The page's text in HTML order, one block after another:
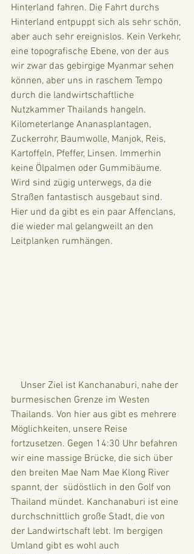
Hinterland fahren. Die Fahrt durchs
Hinterland entpuppt sich als sehr schön,
aber auch sehr ereignislos. Kein Verkehr,
eine topografische Ebene, von der aus
wir zwar das gebirgige Myanmar sehen
können, aber uns in raschem Tempo
durch die landwirtschaftliche
Nutzkammer Thailands hangeln.
Kilometerlange Ananasplantagen,
Zuckerrohr, Baumwolle, Manjok, Reis,
Kartoffeln, Pfeffer, Linsen. Immerhin
keine Ölpalmen oder Gummibäume.
Wird sind zügig unterwegs, da die
Straßen fantastisch ausgebaut sind.
Hier und da gibt es ein paar Affenclans,
die wieder mal gelangweilt an den
Leitplanken rumhängen.
burmesischen Grenze im Westen
Thailands. Von hier aus gibt es mehrere
Möglichkeiten, unsere Reise
fortzusetzen. Gegen 14:30 Uhr befahren
wir eine massige Brücke, die sich über
den breiten Mae Nam Mae Klong River
spannt, der  südöstlich in den Golf von
Thailand mündet. Kanchanaburi ist eine
durchschnittlich große Stadt, die von
der Landwirtschaft lebt. Im bergigen
Umland gibt es wohl auch